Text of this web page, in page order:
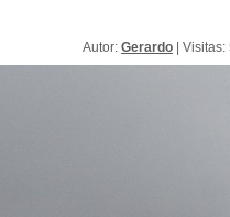
Autor: Gerardo |